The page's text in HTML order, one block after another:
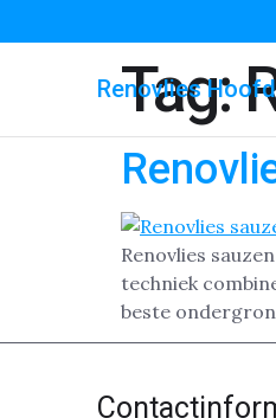
Renovlies
Tag:
Renovlies
techniek
beste